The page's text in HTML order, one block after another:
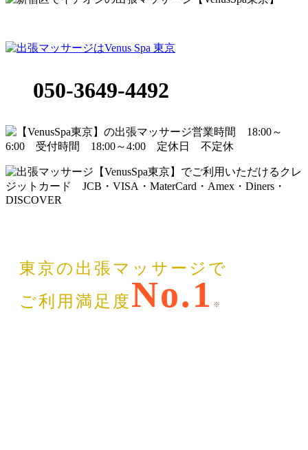
050-3649-4492
東京の出張マッサージで
ご利用満足度No.1 ※